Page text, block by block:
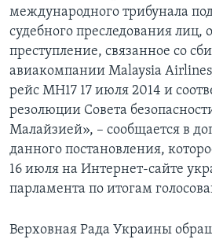
международного трибунала
судебного преследования лиц,
преступление, связанное со
авиакомпании Malaysia
рейс MH17 17 июля 2014 и
резолюции Совета
Малайзией», – сообщается в
данного постановления,
16 июля на Интернет-сайте
парламента по итогам
Верховная Рада Украины